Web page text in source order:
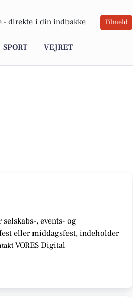
- direkte i din indbakke Tilmeld
SPORT VEJRET
, events- og
eller middagsfest, indeholder
VORES Digital